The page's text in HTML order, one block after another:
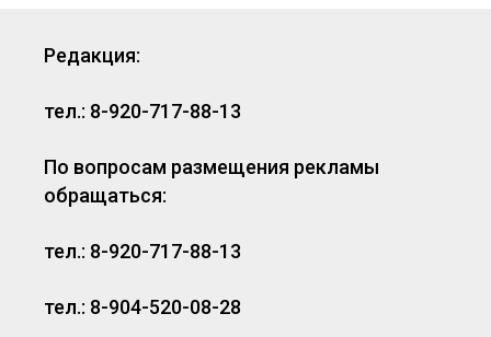
Редакция:
тел.: 8-920-717-88-13
По вопросам размещения рекламы
обращаться:
тел.: 8-920-717-88-13
тел.: 8-904-520-08-28